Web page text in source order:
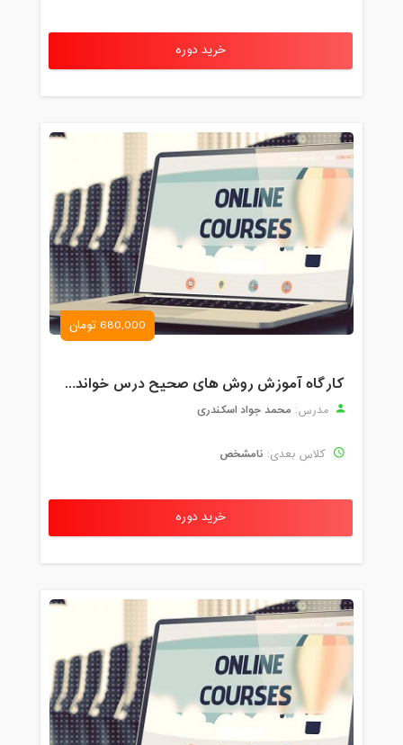
خرید دوره
680,000 تومان
کارگاه آموزش روش های صحیح درس خواندن همراه با یادگیری بدون فراموشی
مدرس: محمد جواد اسکندری
کلاس بعدی: نامشخص
خرید دوره